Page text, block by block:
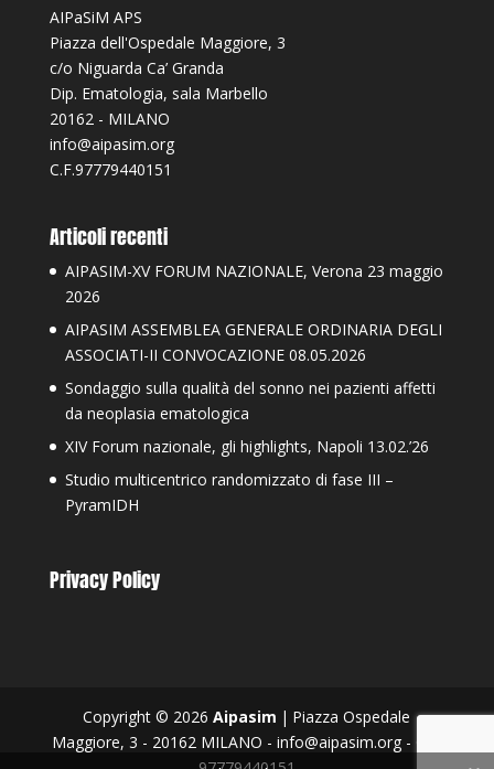
AIPaSiM APS
Piazza dell'Ospedale Maggiore, 3
c/o Niguarda Ca’ Granda
Dip. Ematologia, sala Marbello
20162 - MILANO
info@aipasim.org
C.F.97779440151
Articoli recenti
AIPASIM-XV FORUM NAZIONALE, Verona 23 maggio
2026
AIPASIM ASSEMBLEA GENERALE ORDINARIA DEGLI
ASSOCIATI-II CONVOCAZIONE 08.05.2026
Sondaggio sulla qualità del sonno nei pazienti affetti
da neoplasia ematologica
XIV Forum nazionale, gli highlights, Napoli 13.02.’26
Studio multicentrico randomizzato di fase III –
PyramIDH
Privacy Policy
Copyright © 2026Aipasim | Piazza Ospedale
Maggiore, 3 - 20162 MILANO - info@aipasim.org - C.F.